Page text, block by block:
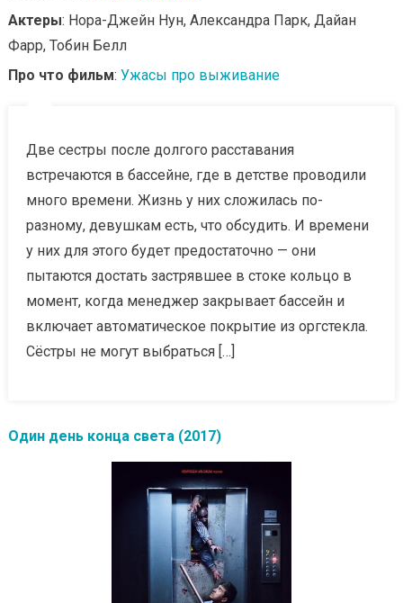
Актеры: Нора-Джейн Нун, Александра Парк, Дайан
Фарр, Тобин Белл
Про что фильм: Ужасы про выживание
Две сестры после долгого расставания
встречаются в бассейне, где в детстве проводили
много времени. Жизнь у них сложилась по-
разному, девушкам есть, что обсудить. И времени
у них для этого будет предостаточно — они
пытаются достать застрявшее в стоке кольцо в
момент, когда менеджер закрывает бассейн и
включает автоматическое покрытие из оргстекла.
Сёстры не могут выбраться […]
Один день конца света (2017)